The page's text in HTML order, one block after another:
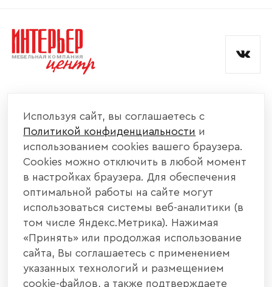
КАТАЛОГ МЕБЕЛИ
ИНФОРМАЦИЯ
НАШИ КОНТАКТЫ
+7 800 700 20 58
440004, г. Пенза, ул. Рябова, д. 31
Используя сайт, вы соглашаетесь с
Политикой конфиденциальности и
использованием cookies вашего браузера.
Cookies можно отключить в любой момент
в настройках браузера. Для обеспечения
оптимальной работы на сайте могут
использоваться системы веб-аналитики (в
том числе Яндекс.Метрика). Нажимая
«Принять» или продолжая использование
сайта, Вы соглашаетесь с применением
указанных технологий и размещением
cookie-файлов, а также подтверждаете